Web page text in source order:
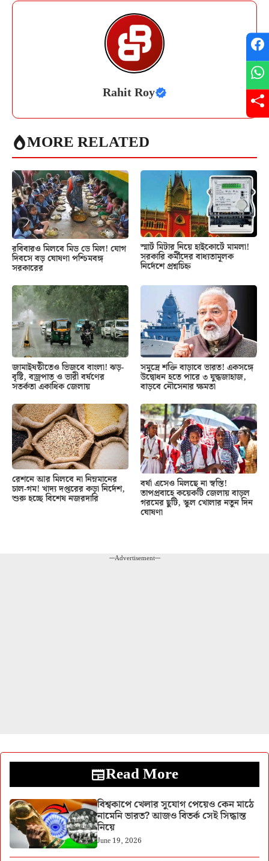
Rahit Roy
MORE RELATED
রবিবারও মিলবে মিড ডে মিল! যোগ
দিবসে বড় ঘোষণা পশ্চিমবঙ্গ
সরকারের
স্মার্ট মিটার নিয়ে হাইকোর্টে মামলা!
সরকারি কর্মীদের বাধ্যতামূলক
নির্দেশে প্রশ্নচিহ্ন
জামাইষষ্ঠীতেও ভিজবে বাংলা! ঝড়-
বৃষ্টি, বজ্রপাত ও ভারী বর্ষণের
সতর্কতা একাধিক জেলায়
সমুদ্রে শক্তি বাড়াবে ভারত! একসঙ্গে
উদ্বোধন হতে পারে ৩ যুদ্ধজাহাজ,
বাড়বে নৌসেনার ক্ষমতা
রেশনে আর মিলবে না নিম্নমানের
চাল-গম! খাদ্য দপ্তরের কড়া নির্দেশ,
শুরু হচ্ছে বিশেষ নজরদারি
বর্ষা এসেও মিলছে না স্বস্তি!
তাপপ্রবাহে কয়েকটি জেলায় বাড়ল
গরমের ছুটি, স্কুল খোলার নতুন দিন
ঘোষণা
---Advertisement---
Read More
বিশ্বকাপে খেলার সুযোগ পেয়েও কেন মাঠে
নামেনি ভারত? আজও বিতর্ক সেই সিদ্ধান্ত
নিয়ে
June 19, 2026